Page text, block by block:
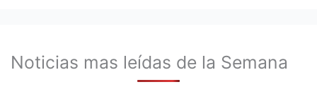
Noticias mas leídas de la Semana